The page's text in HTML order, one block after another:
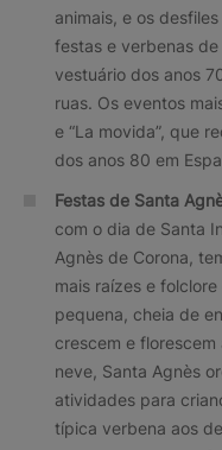
animais, e os
festas e verbenas
vestuário dos anos
ruas. Os eventos
e “La movida”, que
dos anos 80 em
Festas de Santa
com o dia de Santa
Agnès de Corona,
mais raízes e
pequena, cheia de
crescem e florescem
neve, Santa Agnès
atividades para
típica verbena aos